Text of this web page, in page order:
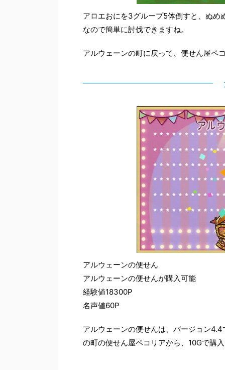
アロエおにを3グループ5体倒すと、ぬめ
なので簡単に討伐できますね。
アルウェーンの町に戻って、便せん屋ペ
アルウェーンの便せん
アルウェーンの便せんが購入可能
経験値18300P
名声値60P
アルウェーンの便せんは、バージョン
の町の便せん屋ペコリアから、10Gで購